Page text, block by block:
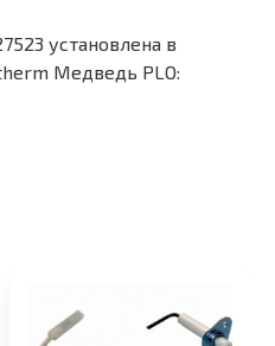
установлена в
Медведь PLO: